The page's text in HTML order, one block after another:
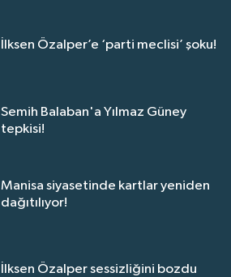
İlksen Özalper’e ‘parti meclisi’ şoku!
Semih Balaban'a Yılmaz Güney
tepkisi!
Manisa siyasetinde kartlar yeniden
dağıtılıyor!
İlksen Özalper sessizliğini bozdu